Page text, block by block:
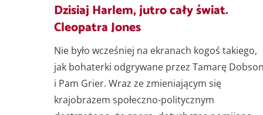
Dzisiaj Harlem, jutro cały świat.
Cleopatra Jones
Nie było wcześniej na ekranach kogoś takiego,
jak bohaterki odgrywane przez Tamarę
i Pam Grier. Wraz ze zmieniającym się
krajobrazem społeczno-politycznym